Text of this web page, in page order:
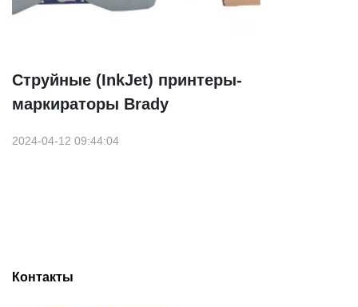
Струйные (InkJet) принтеры-
маркираторы Brady
2024-04-12 09:44:04
Контакты